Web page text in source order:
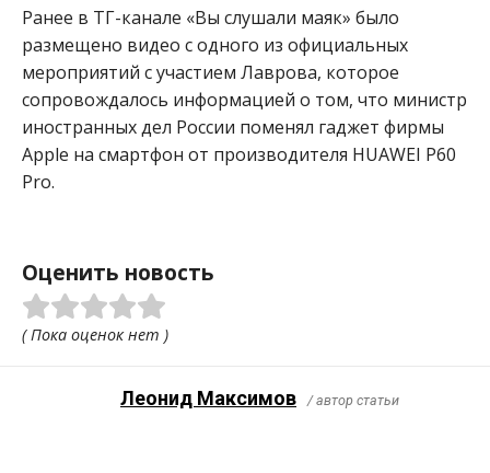
Ранее в ТГ-канале «Вы слушали маяк» было
размещено видео с одного из официальных
мероприятий с участием Лаврова, которое
сопровождалось информацией о том, что министр
иностранных дел России поменял гаджет фирмы
Apple на смартфон от производителя HUAWEI P60
Pro.
Оценить новость
( Пока оценок нет )
Леонид Максимов / автор статьи